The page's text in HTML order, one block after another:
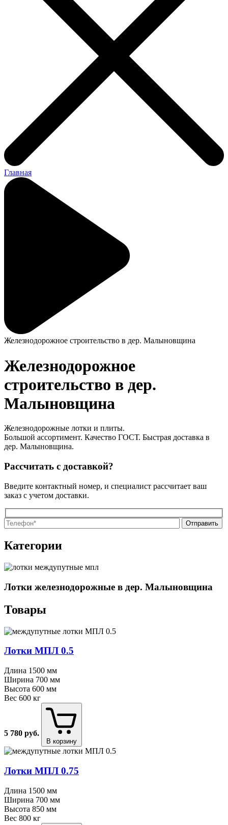
Главная
Железнодорожное строительство в дер. Малыновщина
Железнодорожное
строительство в дер.
Малыновщина
Железнодорожные лотки и плиты.
Большой ассортимент. Качество ГОСТ. Быстрая доставка в
дер. Малыновщина.
Рассчитать с доставкой?
Введите контактный номер, и специалист рассчитает ваш
заказ с учетом доставки.
Категории
Лотки железнодорожные в дер. Малыновщина
Товары
Лотки МПЛ 0.5
Длина 1500 мм
Ширина 700 мм
Высота 600 мм
Вес 600 кг
5 780 руб.
В корзину
Лотки МПЛ 0.75
Длина 1500 мм
Ширина 700 мм
Высота 850 мм
Вес 800 кг